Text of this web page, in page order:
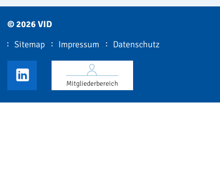
© 2026 VID
Sitemap
Impressum Datenschutz
Mitgliederbereich